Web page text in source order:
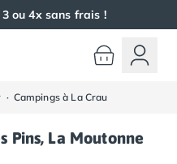
ou 4x sans frais !
· Campings à La Crau
Pins, La Moutonne